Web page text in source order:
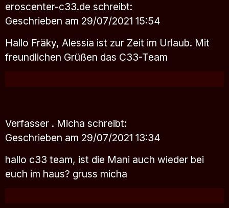
eroscenter-c33.de schreibt:
Geschrieben am 29/07/2021 15:54
Hallo Fräky, Alessia ist zur Zeit im Urlaub. Mit
freundlichen Grüßen das C33-Team
Verfasser . Micha schreibt:
Geschrieben am 29/07/2021 13:34
hallo c33 team, ist die Mani auch wieder bei
euch im haus? gruss micha